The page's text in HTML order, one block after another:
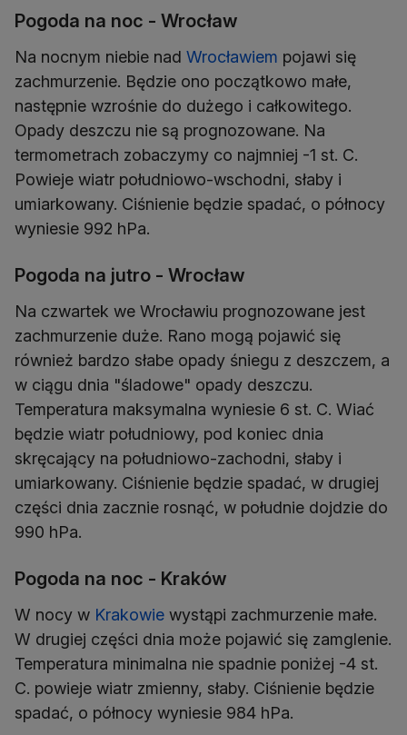
Pogoda na noc - Wrocław
Na nocnym niebie nad Wrocławiem pojawi się
zachmurzenie. Będzie ono początkowo małe,
następnie wzrośnie do dużego i całkowitego.
Opady deszczu nie są prognozowane. Na
termometrach zobaczymy co najmniej -1 st. C.
Powieje wiatr południowo-wschodni, słaby i
umiarkowany. Ciśnienie będzie spadać, o północy
wyniesie 992 hPa.
Pogoda na jutro - Wrocław
Na czwartek we Wrocławiu prognozowane jest
zachmurzenie duże. Rano mogą pojawić się
również bardzo słabe opady śniegu z deszczem, a
w ciągu dnia "śladowe" opady deszczu.
Temperatura maksymalna wyniesie 6 st. C. Wiać
będzie wiatr południowy, pod koniec dnia
skręcający na południowo-zachodni, słaby i
umiarkowany. Ciśnienie będzie spadać, w drugiej
części dnia zacznie rosnąć, w południe dojdzie do
990 hPa.
Pogoda na noc - Kraków
W nocy w Krakowie wystąpi zachmurzenie małe.
W drugiej części dnia może pojawić się zamglenie.
Temperatura minimalna nie spadnie poniżej -4 st.
C. powieje wiatr zmienny, słaby. Ciśnienie będzie
spadać, o północy wyniesie 984 hPa.